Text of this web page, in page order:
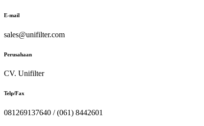
E-mail
sales@unifilter.com
Perusahaan
CV. Unifilter
Telp/Fax
081269137640 / (061) 8442601